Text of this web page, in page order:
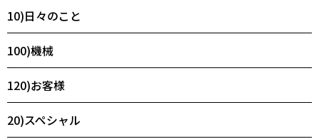
10)日々のこと
100)機械
120)お客様
20)スペシャル